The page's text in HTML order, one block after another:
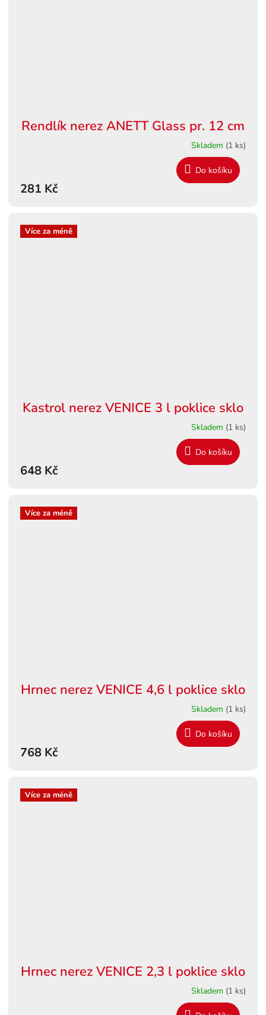
Rendlík nerez ANETT Glass pr. 12 cm
Skladem (1 ks)
281 Kč
Do košíku
Více za méně
Kastrol nerez VENICE 3 l poklice sklo
Skladem (1 ks)
648 Kč
Do košíku
Více za méně
Hrnec nerez VENICE 4,6 l poklice sklo
Skladem (1 ks)
768 Kč
Do košíku
Více za méně
Hrnec nerez VENICE 2,3 l poklice sklo
Skladem (1 ks)